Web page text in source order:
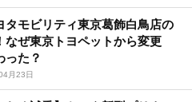
タモビリティ東京葛飾白鳥店の
なぜ東京トヨペットから変更
った？
月23日